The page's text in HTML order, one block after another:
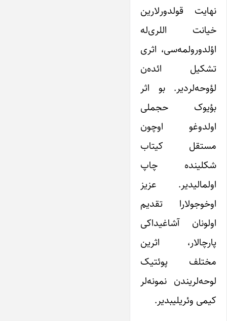
نهایت قولدورلارین
خیانت اللری‌له
اؤلدورولمه‌سی، اثری
تشکیل ائده‌ن
لؤوحه‌لردیر. بو اثر
بؤیوک حجملی
اولدوغو اوچون
مستقل کیتاب
شکلینده چاپ
اولمالیدیر. عزیز
اوخوجولارا تقدیم
اولونان آشاغیداکی
پارچالار، اثرین
مختلف پوئتیک
لوحه‌لریندن نمونه‌لر
کیمی‌ وئریلیبدیر.